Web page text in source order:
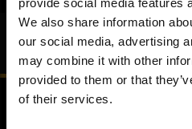
provide social media features
We also share information
our social media, advertising
may combine it with other
provided to them or that
of their services.
Blog